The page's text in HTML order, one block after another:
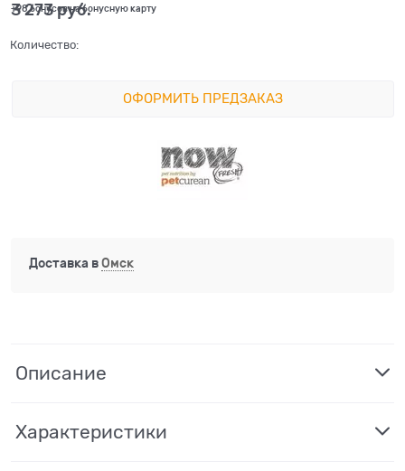
3 273 руб.
+98 бонусов на бонусную карту
Количество:
ОФОРМИТЬ ПРЕДЗАКАЗ
Доставка вОмск
Описание
Характеристики